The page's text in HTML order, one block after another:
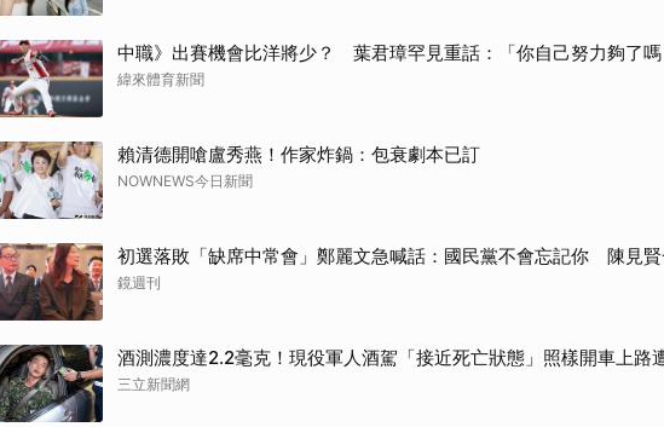
中職》出賽機會比洋將少？ 葉君璋罕見重話：「你自己努力夠了
緯來體育新聞
賴清德開嗆盧秀燕！作家炸鍋：包衰劇本已訂
NOWNEWS今日新聞
初選落敗「缺席中常會」鄭麗文急喊話：國民黨不會忘記你 陳見
鏡週刊
酒測濃度達2.2毫克！現役軍人酒駕「接近死亡狀態」照樣開車上路
三立新聞網